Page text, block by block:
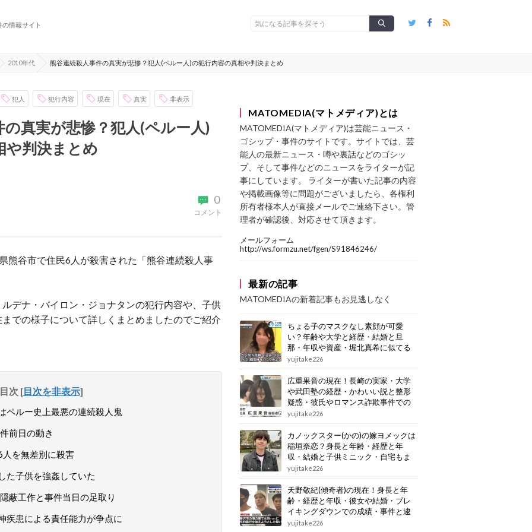
情報サイト
2010年代 熊谷連続殺人事件の真実が悲惨？犯人(ペルー人)の犯行内容の真相や判決まとめ
犯人 犯行内容 現在 真実 非表示
真実が悲惨？犯人(ペルー人)
や判決まとめ
0
コメント
熊谷市で住民6人が殺害された「熊谷連続殺人事
デナ・バイロン・ジョナタンの犯行内容や、子供
での様子について詳しくまとめましたのでご紹介
次 [目次を非表示]
ペルー史上最悪の連続殺人鬼
前日の動き
を無差別に殺害
た子供を強姦していた
蔽工作と事件当日の足取り
疾患による責任能力が争点に
MATOMEDIA(マトメディア)とは
MATOMEDIA(マトメディア)は芸能ニュース・
ゴシップ・事件のサイトです。サイトでは、芸
能人の最新ニュース・噂や裏話などのゴシッ
プ、そして事件などのニュースをライターが記
事にしています。 ライターが書いた記事の内容
や掲載画像等に問題がございましたら、各権利
所有者様本人が直接メールでご連絡下さい。管
理者が確認後、対応させて頂きます。
メールフォーム
http://ws.formzu.net/fgen/S91846246/
最新の記事
MATOMEDIAの新着記事もお見逃しなく
ちょる子のマスクなし素顔が可愛
い？年齢や大学と経歴・結婚と旦
那・年収や資産・堀北真希に似てる
画像もまとめ
yujitake226
広重果音の現在！長崎の実家・大学
や武田塾の経歴・かわいい説と整形
疑惑・彼氏やロマンス詐欺事件での
逮捕もまとめ
yujitake226
カノックスター(かの)の嫁ヨメックは
稲垣奈恋？身長と年齢・経歴と年
収・結婚と子供ミニック・自宅もま
とめ
yujitake226
天野敬紀(傾奇者)の現在！身長と年
齢・経歴と年収・彼女や結婚・ブレ
イキングダウンでの成績・事件と逮
捕もまとめ
yujitake226